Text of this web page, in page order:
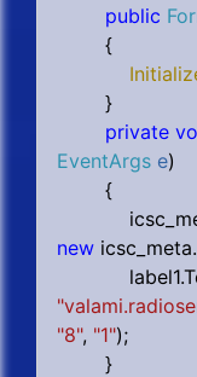
public
{
}
private
EventArgs e)
{
new icsc_meta.
"8", "1");
}